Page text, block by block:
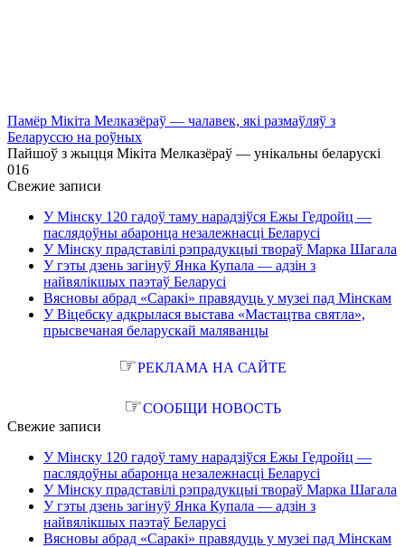
Памёр Мікіта Мелказёраў — чалавек, які размаўляў з
Беларуссю на роўных
Пайшоў з жыцця Мікіта Мелказёраў — унікальны беларускі
016
Свежие записи
У Мінску 120 гадоў таму нарадзіўся Ежы Гедройц —
паслядоўны абаронца незалежнасці Беларусі
У Мінску прадставілі рэпрадукцыі твораў Марка Шагала
У гэты дзень загінуў Янка Купала — адзін з
найвялікшых паэтаў Беларусі
Вясновы абрад «Саракі» правядуць у музеі пад Мінскам
У Віцебску адкрылася выстава «Мастацтва святла»,
прысвечаная беларускай маляванцы
☞РЕКЛАМА НА САЙТЕ
☞СООБЩИ НОВОСТЬ
Свежие записи
У Мінску 120 гадоў таму нарадзіўся Ежы Гедройц —
паслядоўны абаронца незалежнасці Беларусі
У Мінску прадставілі рэпрадукцыі твораў Марка Шагала
У гэты дзень загінуў Янка Купала — адзін з
найвялікшых паэтаў Беларусі
Вясновы абрад «Саракі» правядуць у музеі пад Мінскам